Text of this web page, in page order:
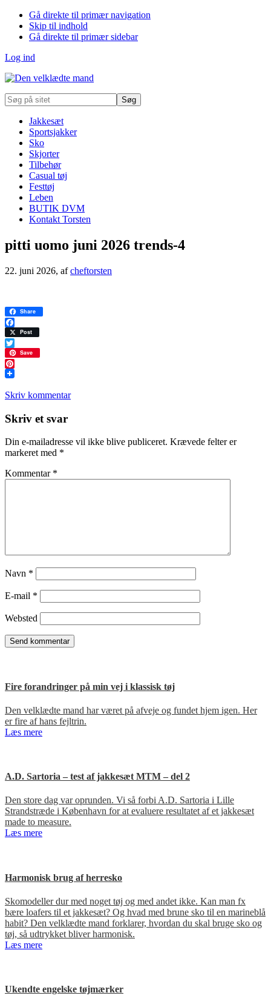
Gå direkte til primær navigation
Skip til indhold
Gå direkte til primær sidebar
Log ind
Søg
på
Jakkesæt
Sportsjakker
Sko
Skjorter
Tilbehør
Casual tøj
Festtøj
Leben
BUTIK DVM
Kontakt Torsten
pitti uomo juni 2026 trends-4
22. juni 2026, afcheftorsten
Share
Facebook
Post
Twitter
Save
Pinterest
Skriv kommentar
Læserinteraktioner
Skriv et svar
Din e-mailadresse vil ikke blive publiceret. Krævede felter er
markeret med *
Kommentar *
Navn *
E-mail *
Websted
Fire forandringer på min vej i klassisk tøj
Den velklædte mand har været på afveje og fundet hjem igen. Her
er fire af hans fejltrin.
Læs mere
A.D. Sartoria – test af jakkesæt MTM – del 2
Den store dag var oprunden. Vi så forbi A.D. Sartoria i Lille
Strandstræde i København for at evaluere resultatet af et jakkesæt
made to measure.
Læs mere
Harmonisk brug af herresko
Skomodeller dur med noget tøj og med andet ikke. Kan man fx
bære loafers til et jakkesæt? Og hvad med brune sko til en marineblå
habit? Den velklædte mand forklarer, hvordan du skal bruge sko og
tøj, så udtrykket bliver harmonisk.
Læs mere
Ukendte engelske tøjmærker